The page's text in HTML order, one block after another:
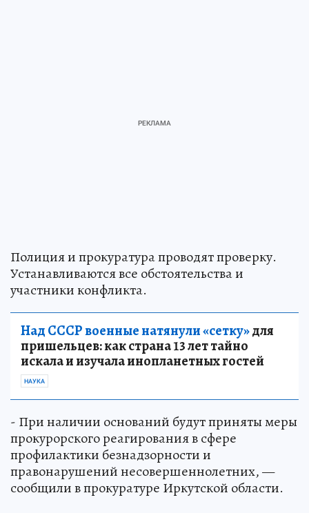
Полиция и прокуратура проводят проверку.
Устанавливаются все обстоятельства и
участники конфликта.
Над СССР военные натянули «сетку»для
пришельцев: как страна 13 лет тайно
искала и изучала инопланетных гостей
НАУКА
- При наличии оснований будут приняты меры
прокурорского реагирования в сфере
профилактики безнадзорности и
правонарушений несовершеннолетних, —
сообщили в прокуратуре Иркутской области.